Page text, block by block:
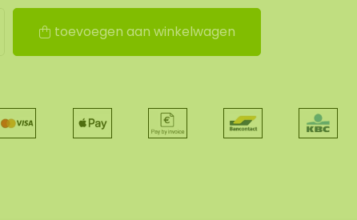
toevoegen aan winkelwagen